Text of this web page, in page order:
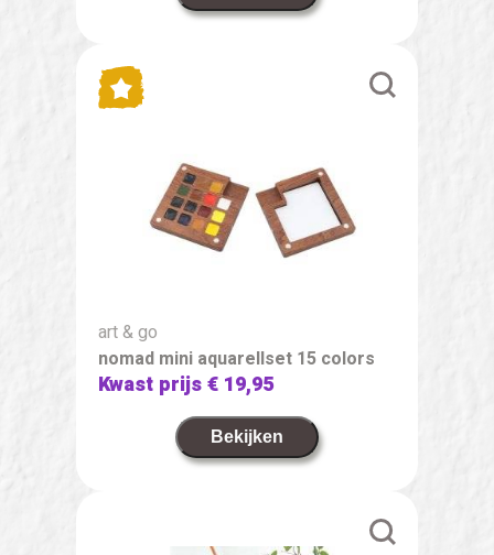
art & go
nomad mini aquarellset 15 colors
Kwast prijs€ 19,95
Bekijken